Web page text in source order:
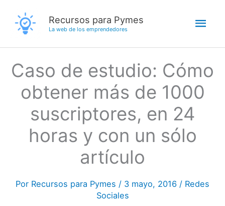
contenido
Recursos para Pymes
La web de los emprendedores
Caso de estudio: Cómo
obtener más de 1000
suscriptores, en 24
horas y con un sólo
artículo
Por Recursos para Pymes / 3 mayo, 2016 / Redes
Sociales